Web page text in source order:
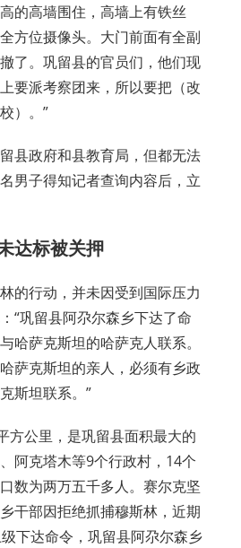
的高墙围住，高墙上有铁丝
方位摄像头。大门前面有全副
了。巩留县的官员们，他们现
要派考察团来，所以要把（改
）。”
县政府和县教育局，但都无法
男子得知记者查询内容后，立
达标被关押
的行动，并未因受到国际压力
“巩留县阿尕尔森乡下达了命
哈萨克斯坦的哈萨克人联系。
萨克斯坦的亲人，必须有乡政
斯坦联系。”
方公里，是巩留县面积最大的
阿克塔木等9个行政村，14个
数为两万五千多人。赛尔克坚
干部因拒绝抓捕穆斯林，近期
下达命令，巩留县阿尕尔森乡